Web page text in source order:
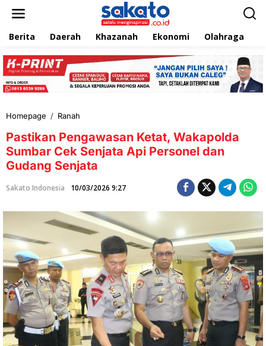
e
k
Berita Daerah Khazanah Ekonomi Olahraga
Homepage / Ranah
s
t
k
n
e
n
g
w
s
a
n
K
e
t
a
Pastikan Pengawasan Ketat, Wakapolda
Sumbar Cek Senjata Api Personel dan
Gudang Senjata
Sakato Indonesia 10/03/2026 9:27